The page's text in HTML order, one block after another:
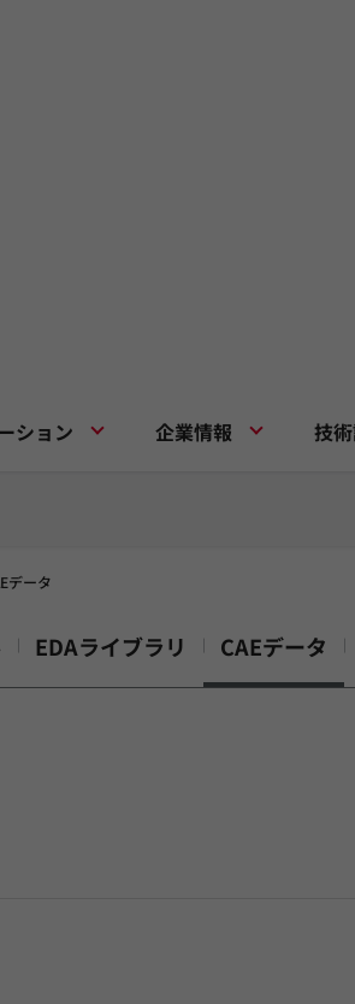
ション 企業情報 技
データ
EDAライブラリ CAEデータ